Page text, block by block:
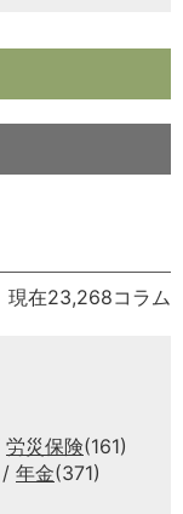
現在23,268コラム
労災保険(161)
年金(371)